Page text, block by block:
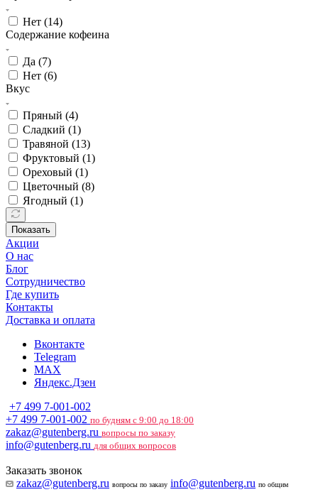
Нет (14)
Содержание кофеина
Да (7)
Нет (6)
Вкус
Пряный (4)
Сладкий (1)
Травяной (13)
Фруктовый (1)
Ореховый (1)
Цветочный (8)
Ягодный (1)
Показать
Акции
О нас
Блог
Сотрудничество
Где купить
Контакты
Доставка и оплата
Вконтакте
Telegram
MAX
Яндекс.Дзен
+7 499 7-001-002
+7 499 7-001-002 по будням с 9:00 до 18:00
zakaz@gutenberg.ru вопросы по заказу
info@gutenberg.ru для общих вопросов
Заказать звонок
zakaz@gutenberg.ru вопросы по заказу info@gutenberg.ru по общим